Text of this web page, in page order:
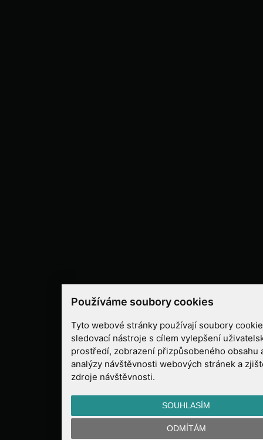
Používáme soubory cookies
Tyto webové stránky používají soubory
sledovací nástroje s cílem vylepšení
prostředí, zobrazení přizpůsobeného obsahu
analýzy návštěvnosti webových stránek a
zdroje návštěvnosti.
SOUHLASÍM
ODMÍTÁM